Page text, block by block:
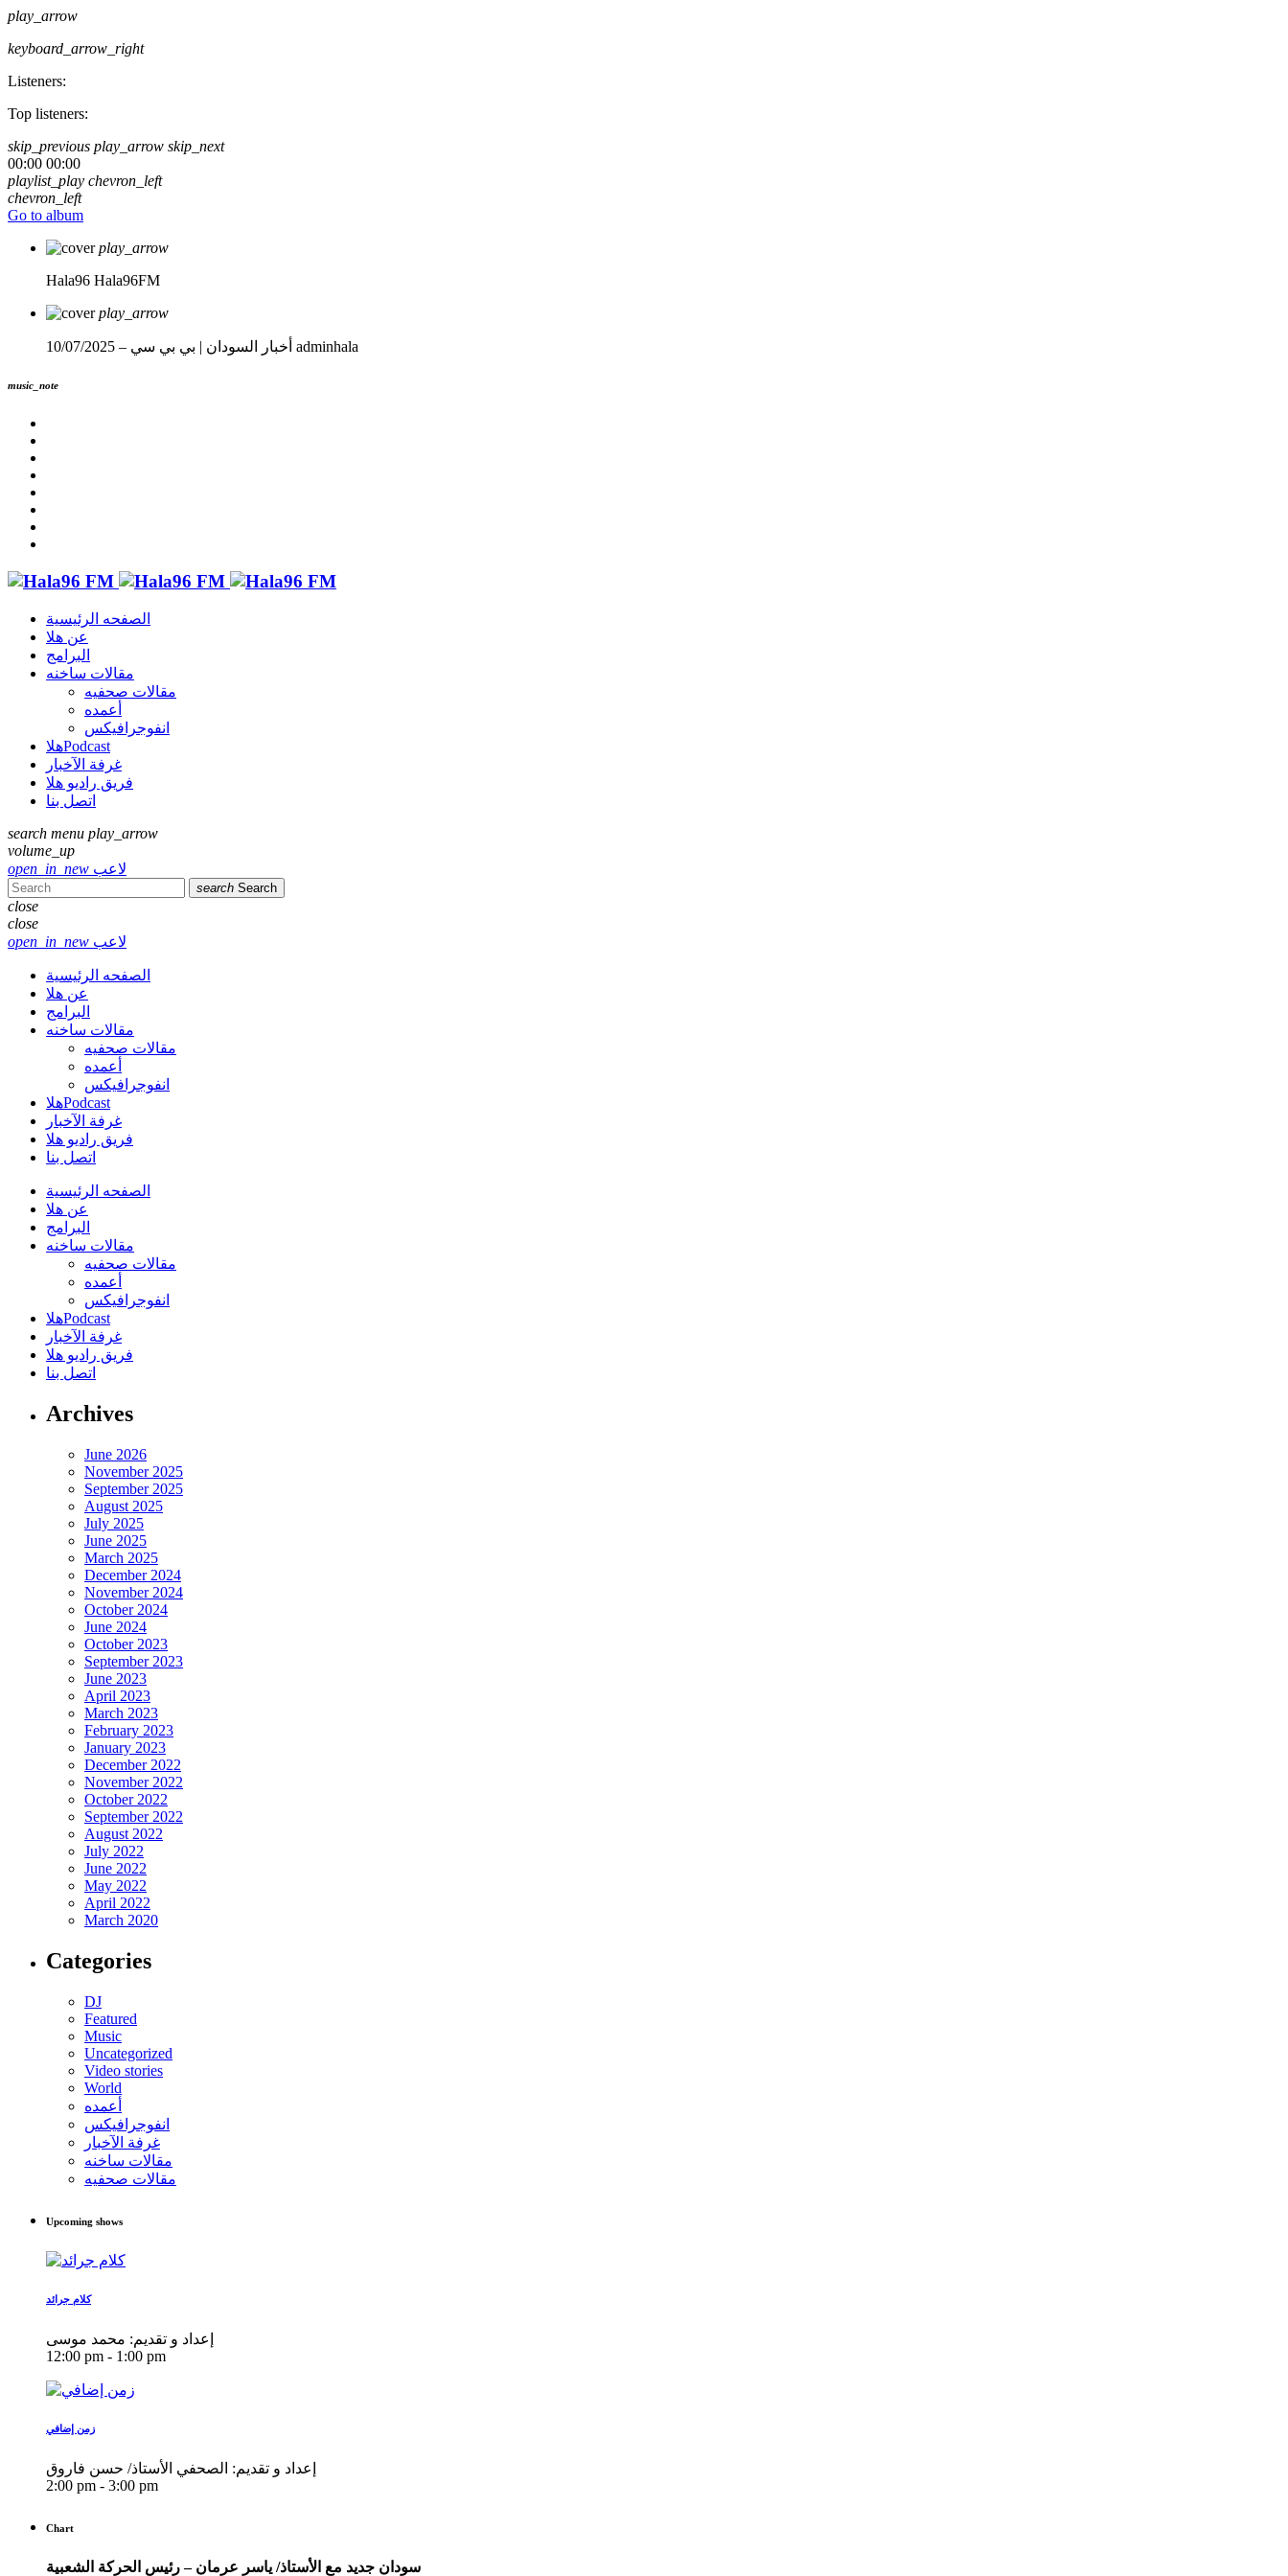
play_arrow
keyboard_arrow_right
Listeners:
Top listeners:
skip_previous play_arrow skip_next
00:00 00:00
playlist_play chevron_left
chevron_left
Go to album
play_arrow
Hala96 Hala96FM
play_arrow
أخبار السودان | بي بي سي – 10/07/2025 adminhala
music_note
الصفحه الرئيسية
عن هلا
البرامج
مقالات ساخنه
مقالات صحفيه
أعمده
انفوجرافيكس
هلاPodcast
غرفة الآخبار
فريق راديو هلا
اتصل بنا
search menu play_arrow
volume_up
open_in_new لاعب
search Search
close
close
open_in_new لاعب
الصفحه الرئيسية
عن هلا
البرامج
مقالات ساخنه
مقالات صحفيه
أعمده
انفوجرافيكس
هلاPodcast
غرفة الآخبار
فريق راديو هلا
اتصل بنا
الصفحه الرئيسية
عن هلا
البرامج
مقالات ساخنه
مقالات صحفيه
أعمده
انفوجرافيكس
هلاPodcast
غرفة الآخبار
فريق راديو هلا
اتصل بنا
Archives
June 2026
November 2025
September 2025
August 2025
July 2025
June 2025
March 2025
December 2024
November 2024
October 2024
June 2024
October 2023
September 2023
June 2023
April 2023
March 2023
February 2023
January 2023
December 2022
November 2022
October 2022
September 2022
August 2022
July 2022
June 2022
May 2022
April 2022
March 2020
Categories
DJ
Featured
Music
Uncategorized
Video stories
World
أعمده
انفوجرافيكس
غرفة الآخبار
مقالات ساخنه
مقالات صحفيه
Upcoming shows
كلام جرائد
إعداد و تقديم: محمد موسى
12:00 pm - 1:00 pm
زمن إضافي
إعداد و تقديم: الصحفي الأستاذ/ حسن فاروق
2:00 pm - 3:00 pm
Chart
سودان جديد مع الأستاذ/ ياسر عرمان – رئيس الحركة الشعبية